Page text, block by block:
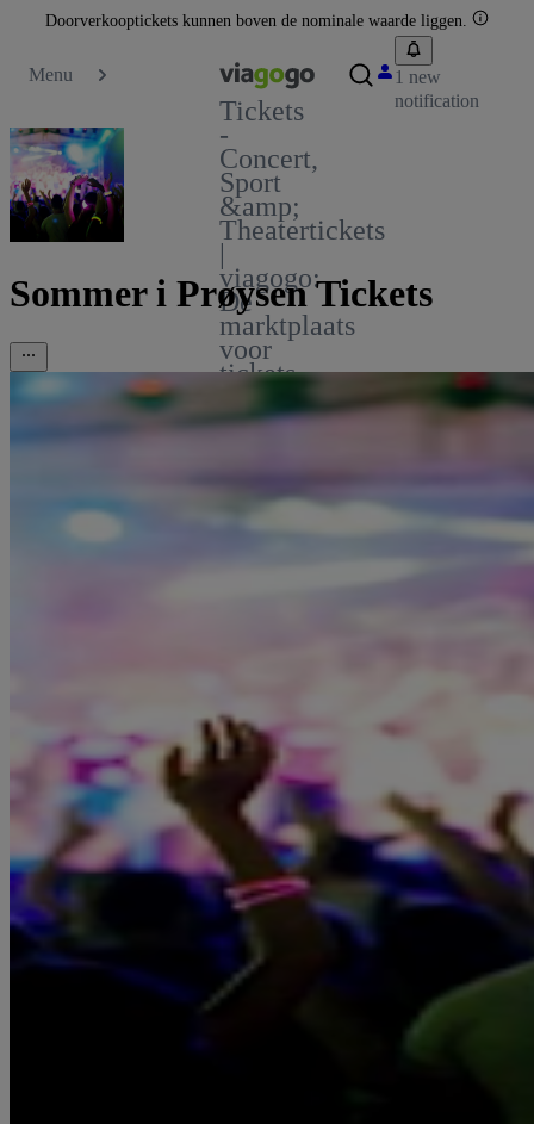
Doorverkooptickets kunnen boven de nominale waarde liggen.
Menu
Tickets
-
Concert,
Sport
&amp;
Theatertickets
|
viagogo:
De
marktplaats
voor
tickets
1 new
notification
Sommer i Prøysen Tickets